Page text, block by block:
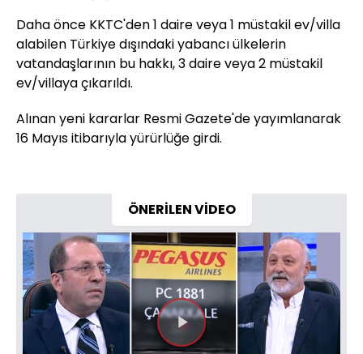
Daha önce KKTC'den 1 daire veya 1 müstakil ev/villa
alabilen Türkiye dışındaki yabancı ülkelerin
vatandaşlarının bu hakkı, 3 daire veya 2 müstakil
ev/villaya çıkarıldı.
Alınan yeni kararlar Resmi Gazete'de yayımlanarak
16 Mayıs itibarıyla yürürlüğe girdi.
ÖNERİLEN VİDEO
Videoyu